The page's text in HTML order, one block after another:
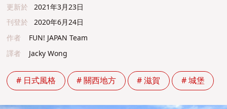
更新於
2021年3月23日
刊登於
2020年6月24日
作者
FUN! JAPAN Team
譯者
Jacky Wong
# 日式風格 # 關西地方 # 滋賀 # 城堡